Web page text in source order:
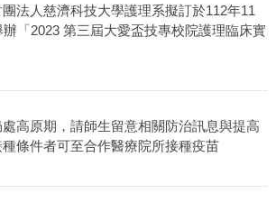
團法人慈濟科技大學護理系擬訂於112年11
辦「2023 第三屆大愛盃技專校院護理臨床實
高原期，請師生留意相關防治訊息與提高
條件者可至合作醫療院所接種疫苗